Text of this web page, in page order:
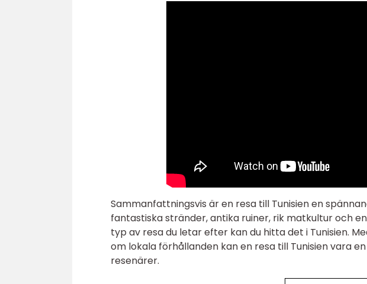
Sammanfattningsvis är en resa till Tunisien en
fantastiska stränder, antika ruiner, rik matkultur och
typ av resa du letar efter kan du hitta det i Tunisien.
om lokala förhållanden kan en resa till Tunisien vara
resenärer.